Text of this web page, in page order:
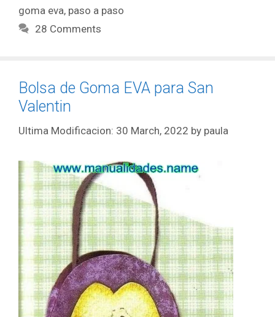
goma eva, paso a paso
28 Comments
Bolsa de Goma EVA para San
Valentin
30 March, 2022 by paula